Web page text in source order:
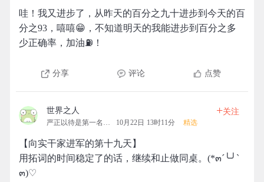
哇！我又进步了，从昨天的百分之九十进步到今天的百
分之93，嘻嘻😁，不知道明天的我能进步到百分之多
少正确率，加油⛽！
分享 评论 点赞
世界之人
严正以待是第一名的拓团 10月22日 13时11分 精选
+关注
【向实干家进军的第十九天】
用拓词的时间稳定了的话，继续和止做同桌。(*๓´╰╯`
๓)♡